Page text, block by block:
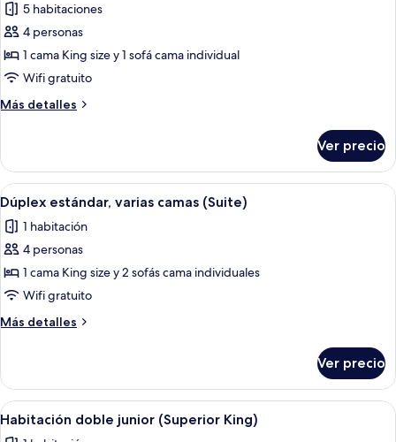
fotos
de
Dúplex
estándar
5 habitaciones
4 personas
1 cama King size y 1 sofá cama individual
Wifi gratuito
Más detalles
Más
estándar
(Suite)
Ver precio
Abrir
todas
las
fotos
de
Dúplex
estándar,
varias
(Suite)
1 habitación y ropa de cama de alta
4
Dúplex estándar, varias camas (Suite)
1 habitación
4 personas
1 cama King size y 2 sofás cama individuales
Wifi gratuito
Más detalles
Más
estándar,
varias
camas
Ver precio
Abrir
todas
1 habitación y ropa de cama de alta
4
Habitación doble junior (Superior King)